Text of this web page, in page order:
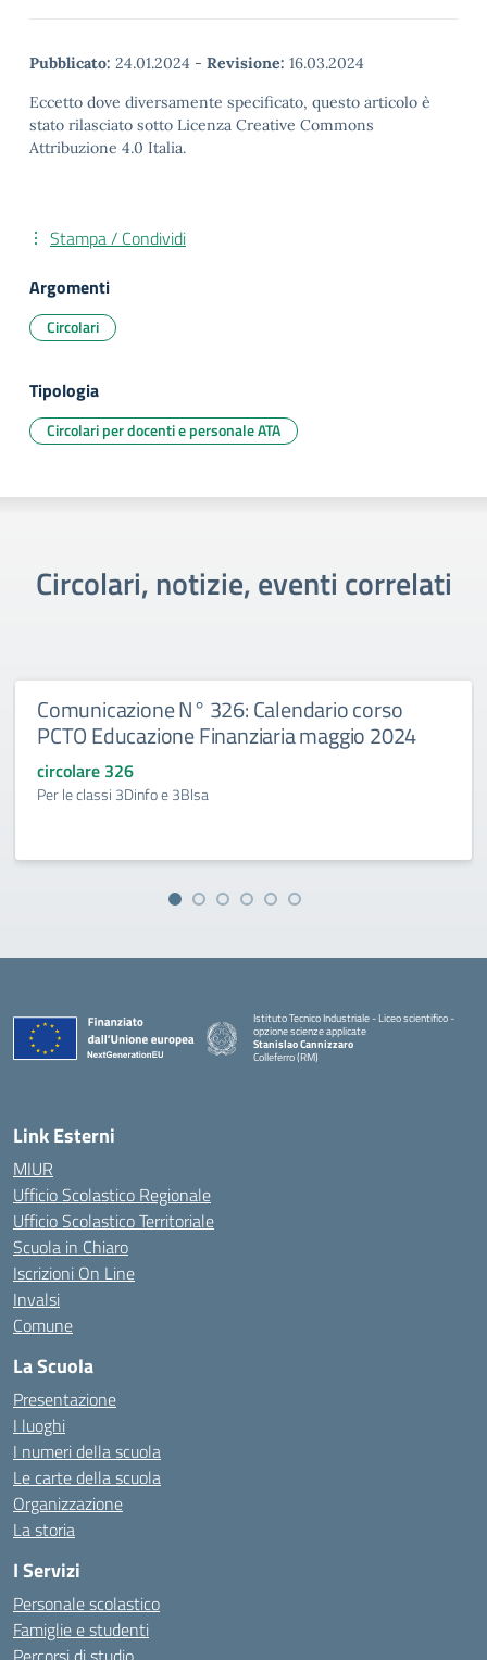
Pubblicato: 24.01.2024 - Revisione: 16.03.2024
Eccetto dove diversamente specificato, questo articolo è
stato rilasciato sotto Licenza Creative Commons
Attribuzione 4.0 Italia.
Stampa / Condividi
Argomenti
Circolari
Tipologia
Circolari per docenti e personale ATA
Circolari, notizie, eventi correlati
Comunicazione N° 326: Calendario corso
PCTO Educazione Finanziaria maggio 2024
circolare 326
Per le classi 3Dinfo e 3Blsa
Istituto Tecnico Industriale - Liceo scientifico -
opzione scienze applicate
Stanislao Cannizzaro
Colleferro (RM)
Link Esterni
MIUR
Ufficio Scolastico Regionale
Ufficio Scolastico Territoriale
Scuola in Chiaro
Iscrizioni On Line
Invalsi
Comune
La Scuola
Presentazione
I luoghi
I numeri della scuola
Le carte della scuola
Organizzazione
La storia
I Servizi
Personale scolastico
Famiglie e studenti